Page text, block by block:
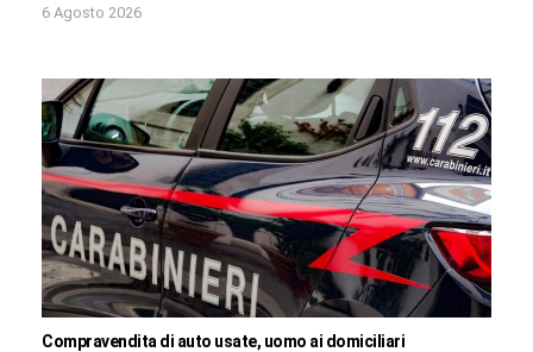
6 Agosto 2026
Compravendita di auto usate, uomo ai domiciliari